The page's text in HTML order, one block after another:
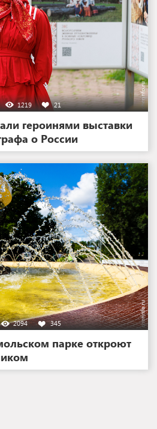
1219 21
героинями выставки
о России
2094 345
парке откроют